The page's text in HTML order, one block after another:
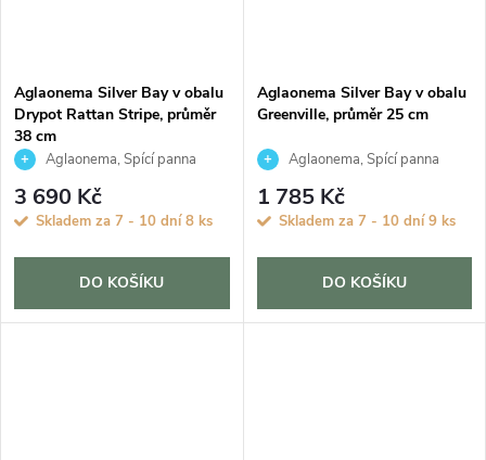
Aglaonema Silver Bay v obalu
Drypot Rattan Stripe, průměr
38 cm
Aglaonema, Spící panna
3 690 Kč
Skladem za 7 - 10 dní8 ks
DO KOŠÍKU
Aglaonema Silver Bay v obalu
Greenville, průměr 25 cm
Aglaonema, Spící panna
1 785 Kč
Skladem za 7 - 10 dní9 ks
DO KOŠÍKU